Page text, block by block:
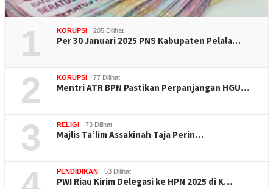
1 KORUPSI 205 Dilihat
Per 30 Januari 2025 PNS Kabupaten Pelala…
2 KORUPSI 77 Dilihat
Mentri ATR BPN Pastikan Perpanjangan HGU…
3 RELIGI 73 Dilihat
Majlis Ta’lim Assakinah Taja Perin…
PENDIDIKAN 53 Dilihat
PWI Riau Kirim Delegasi ke HPN 2025 di K…